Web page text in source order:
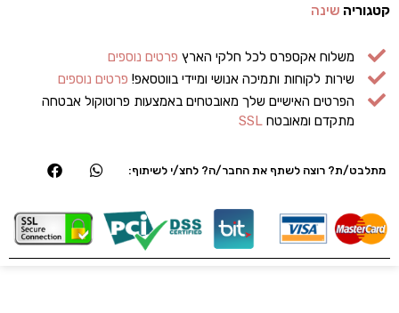
קטגוריה שינה
משלוח אקספרס לכל חלקי הארץ פרטים נוספים
שירות לקוחות ותמיכה אנושי ומיידי בווטסאפ! פרטים נוספים
הפרטים האישיים שלך מאובטחים באמצעות פרוטוקול אבטחה
מתקדם ומאובטחSSL
מתלבט/ת? רוצה לשתף את החבר/ה? לחצ/י לשיתוף: